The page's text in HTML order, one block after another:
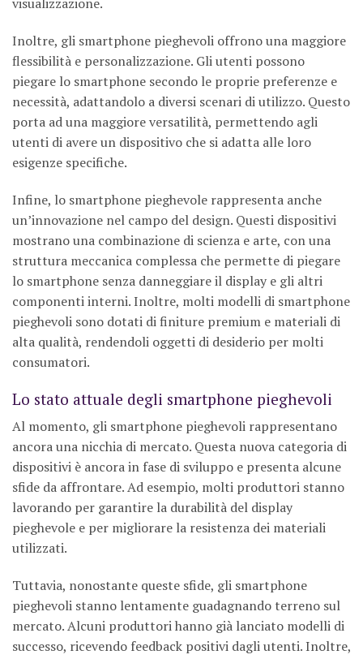
visualizzazione.
Inoltre, gli smartphone pieghevoli offrono una maggiore
flessibilità e personalizzazione. Gli utenti possono
piegare lo smartphone secondo le proprie preferenze e
necessità, adattandolo a diversi scenari di utilizzo. Questo
porta ad una maggiore versatilità, permettendo agli
utenti di avere un dispositivo che si adatta alle loro
esigenze specifiche.
Infine, lo smartphone pieghevole rappresenta anche
un’innovazione nel campo del design. Questi dispositivi
mostrano una combinazione di scienza e arte, con una
struttura meccanica complessa che permette di piegare
lo smartphone senza danneggiare il display e gli altri
componenti interni. Inoltre, molti modelli di smartphone
pieghevoli sono dotati di finiture premium e materiali di
alta qualità, rendendoli oggetti di desiderio per molti
consumatori.
Lo stato attuale degli smartphone pieghevoli
Al momento, gli smartphone pieghevoli rappresentano
ancora una nicchia di mercato. Questa nuova categoria di
dispositivi è ancora in fase di sviluppo e presenta alcune
sfide da affrontare. Ad esempio, molti produttori stanno
lavorando per garantire la durabilità del display
pieghevole e per migliorare la resistenza dei materiali
utilizzati.
Tuttavia, nonostante queste sfide, gli smartphone
pieghevoli stanno lentamente guadagnando terreno sul
mercato. Alcuni produttori hanno già lanciato modelli di
successo, ricevendo feedback positivi dagli utenti. Inoltre,